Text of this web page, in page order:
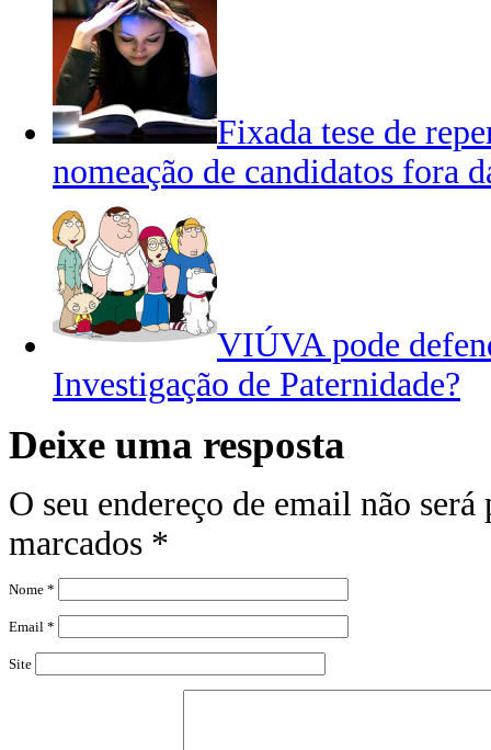
Fixada tese de
nomeação de candidatos fora
VIÚVA pode
Investigação de Paternidade?
Deixe uma resposta
O seu endereço de email não
marcados *
Nome *
Email *
Site